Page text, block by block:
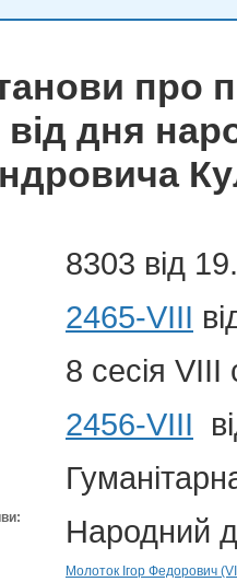
про
від дня
8303 від
2465-VIII
8 сесія VIII
2456-VIII
Народний
Молоток Ігор Федорович